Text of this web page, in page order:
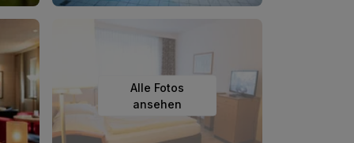
Alle Fotos
ansehen